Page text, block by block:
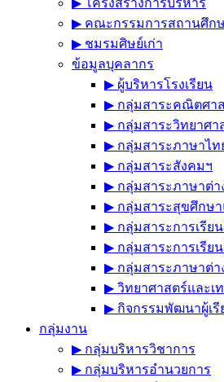
▶︎ โครงสร้างการบริหาร
▶︎ คณะกรรมการสถานศึก
▶︎ ชมรมศิษย์เก่า
ข้อมูลบุคลากร
▶︎ ผู้บริหารโรงเรียน
▶︎ กลุ่มสาระคณิตศา
▶︎ กลุ่มสาระวิทยาศา
▶︎ กลุ่มสาระภาษาไท
▶︎ กลุ่มสาระสังคมฯ
▶︎ กลุ่มสาระภาษาต่า
▶︎ กลุ่มสาระสุขศึกษ
▶︎ กลุ่มสาระการเรีย
▶︎ กลุ่มสาระการเรีย
▶︎ กลุ่มสาระภาษาต่า
▶︎ วิทยาศาสตร์และเ
▶︎ กิจกรรมพัฒนาผู้เรี
กลุ่มงาน
▶︎ กลุ่มบริหารวิชาการ
▶︎ กลุ่มบริหารอำนวยการ